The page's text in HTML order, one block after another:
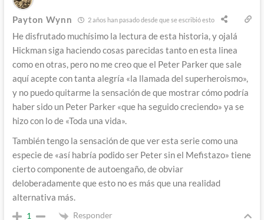
Payton Wynn 2 años han pasado desde que se escribió esto
He disfrutado muchísimo la lectura de esta historia, y ojalá
Hickman siga haciendo cosas parecidas tanto en esta linea
como en otras, pero no me creo que el Peter Parker que sale
aquí acepte con tanta alegría «la llamada del superheroismo»,
y no puedo quitarme la sensación de que mostrar cómo podría
haber sido un Peter Parker «que ha seguido creciendo» ya se
hizo con lo de «Toda una vida».
También tengo la sensación de que ver esta serie como una
especie de «así habría podido ser Peter sin el Mefistazo» tiene
cierto componente de autoengaño, de obviar
deloberadamente que esto no es más que una realidad
alternativa más.
1 Responder